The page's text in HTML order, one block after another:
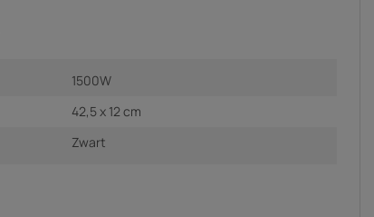
1500W
42,5 x 12 cm
Zwart